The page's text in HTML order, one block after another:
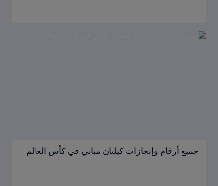
جميع أرقام وإنجازات كيليان مبابي في كأس العالم